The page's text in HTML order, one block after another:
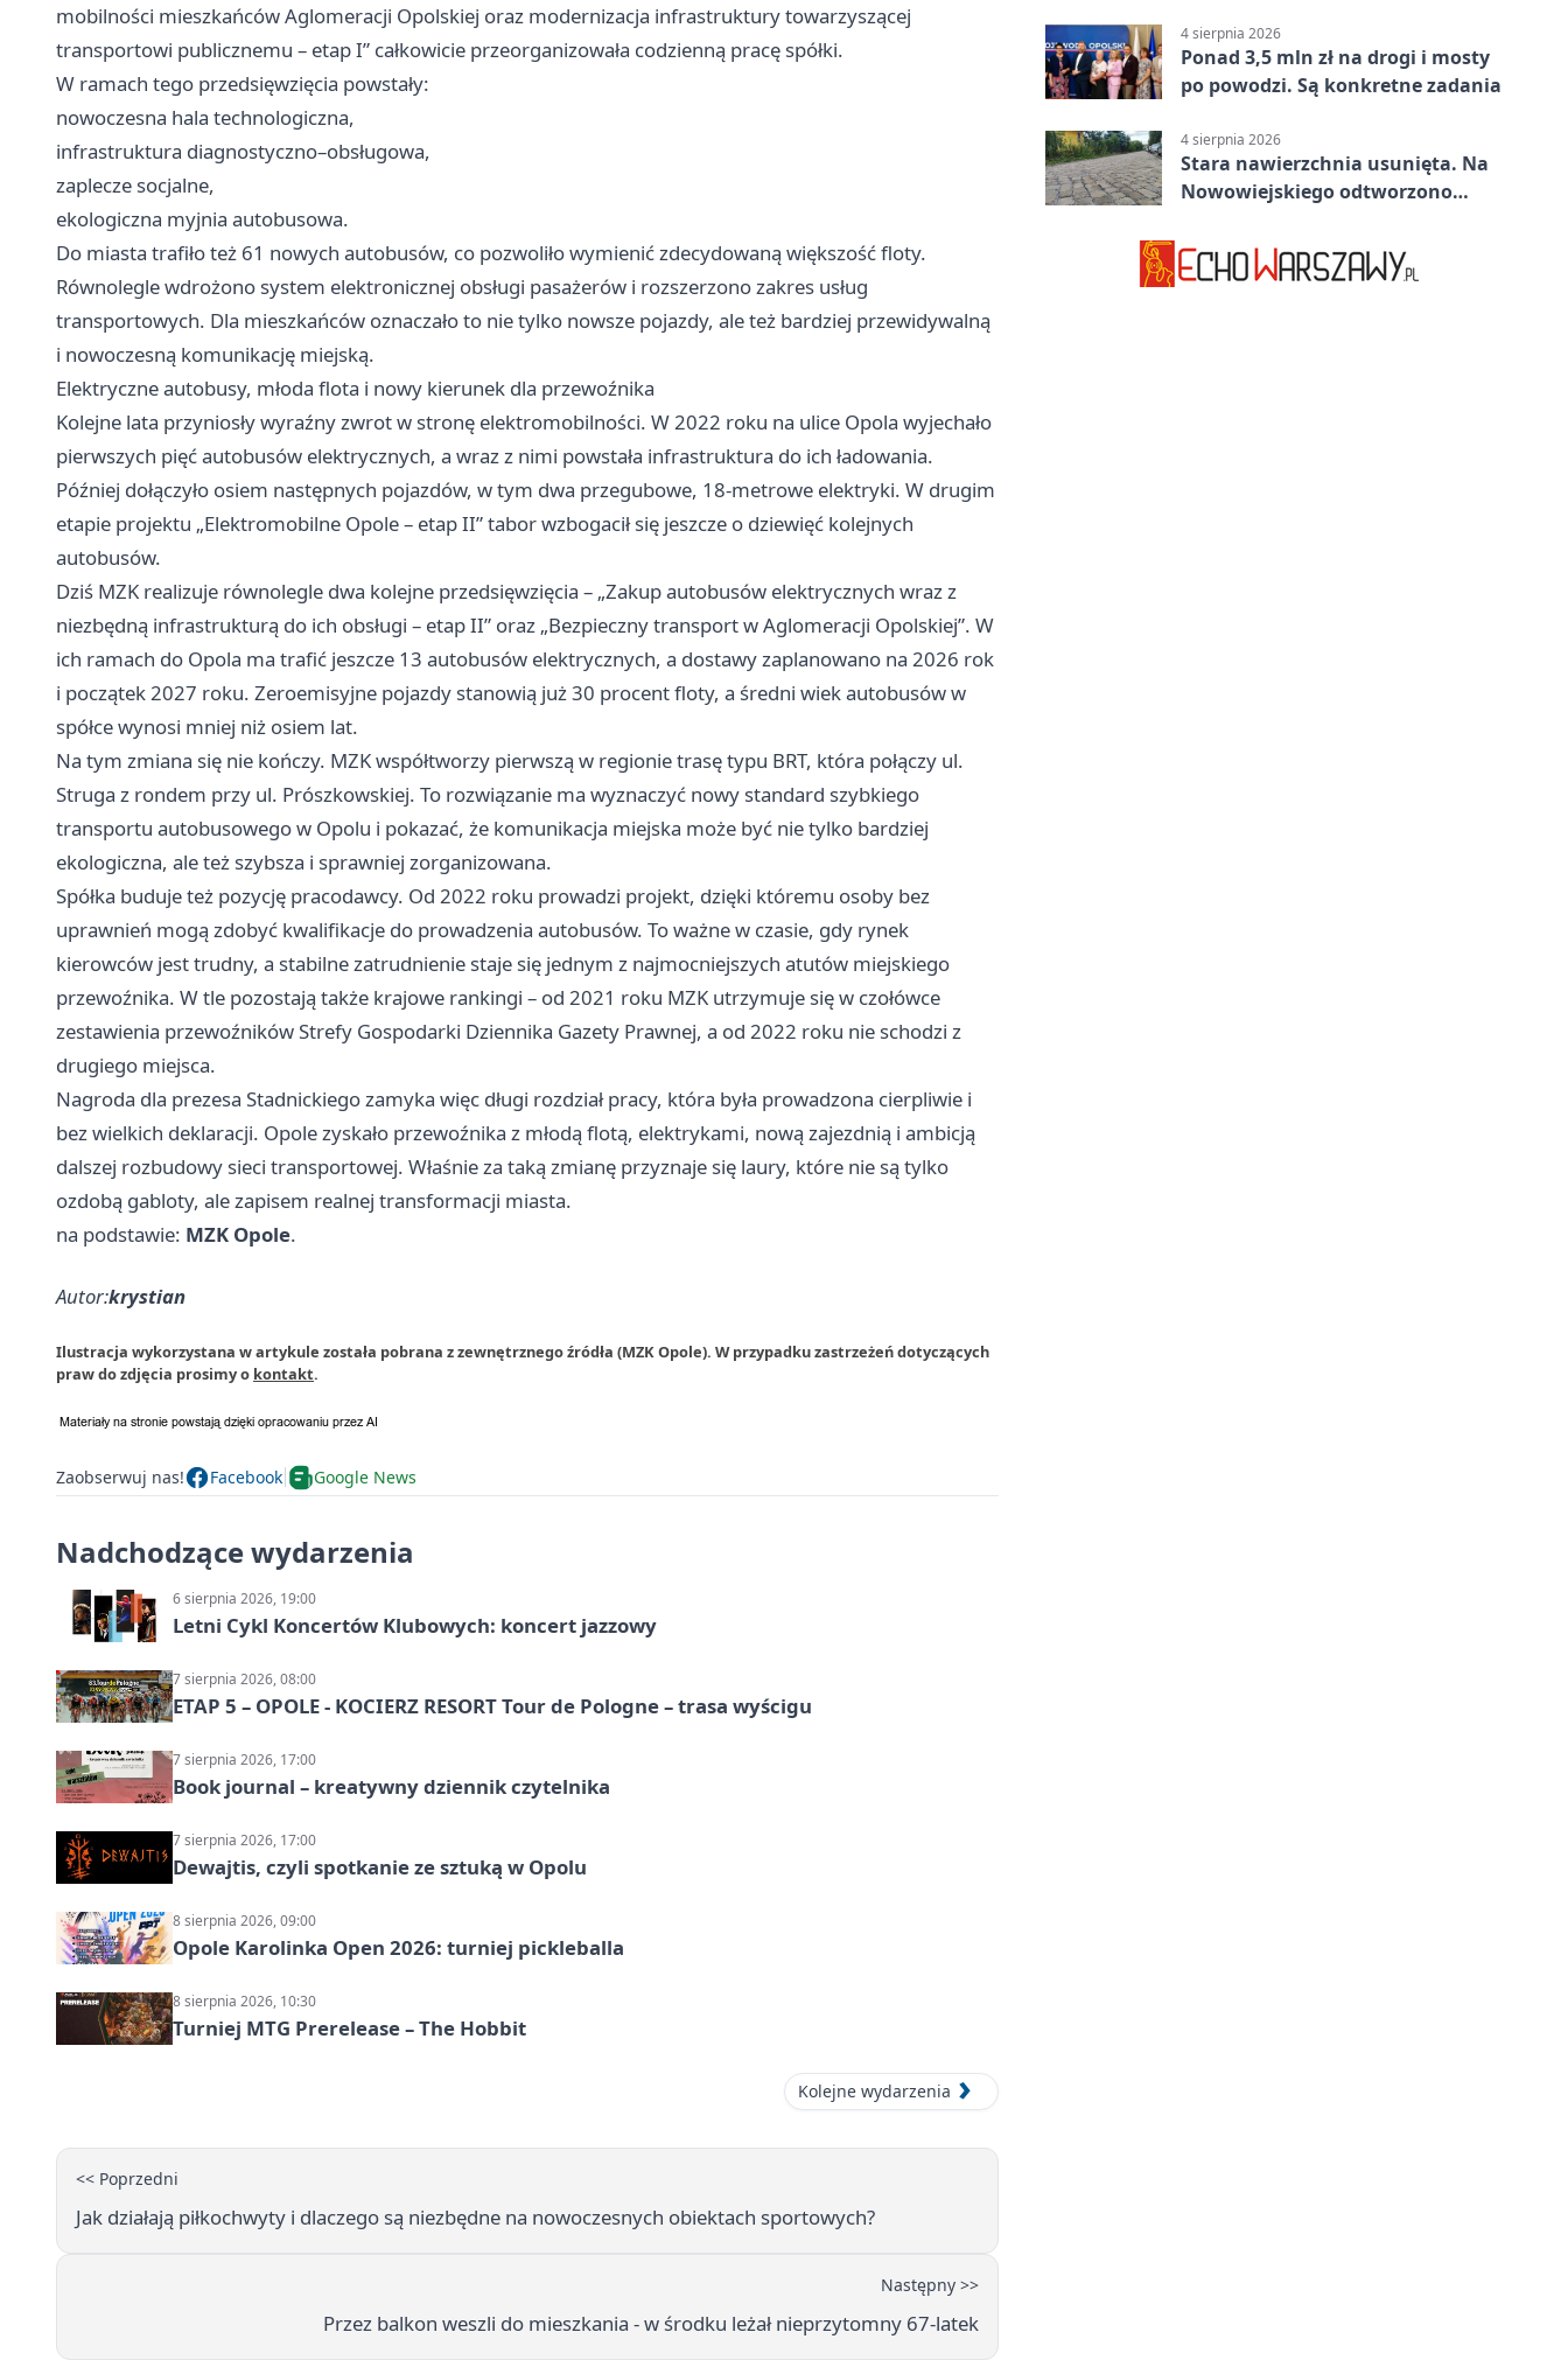
mobilności mieszkańców Aglomeracji Opolskiej oraz modernizacja infrastruktury towarzyszącej
transportowi publicznemu – etap I” całkowicie przeorganizowała codzienną pracę spółki.
W ramach tego przedsięwzięcia powstały:
nowoczesna hala technologiczna,
infrastruktura diagnostyczno–obsługowa,
zaplecze socjalne,
ekologiczna myjnia autobusowa.
Do miasta trafiło też 61 nowych autobusów, co pozwoliło wymienić zdecydowaną większość floty.
Równolegle wdrożono system elektronicznej obsługi pasażerów i rozszerzono zakres usług
transportowych. Dla mieszkańców oznaczało to nie tylko nowsze pojazdy, ale też bardziej przewidywalną
i nowoczesną komunikację miejską.
Elektryczne autobusy, młoda flota i nowy kierunek dla przewoźnika
Kolejne lata przyniosły wyraźny zwrot w stronę elektromobilności. W 2022 roku na ulice Opola wyjechało
pierwszych pięć autobusów elektrycznych, a wraz z nimi powstała infrastruktura do ich ładowania.
Później dołączyło osiem następnych pojazdów, w tym dwa przegubowe, 18-metrowe elektryki. W drugim
etapie projektu „Elektromobilne Opole – etap II” tabor wzbogacił się jeszcze o dziewięć kolejnych
autobusów.
Dziś MZK realizuje równolegle dwa kolejne przedsięwzięcia – „Zakup autobusów elektrycznych wraz z
niezbędną infrastrukturą do ich obsługi – etap II” oraz „Bezpieczny transport w Aglomeracji Opolskiej”. W
ich ramach do Opola ma trafić jeszcze 13 autobusów elektrycznych, a dostawy zaplanowano na 2026 rok
i początek 2027 roku. Zeroemisyjne pojazdy stanowią już 30 procent floty, a średni wiek autobusów w
spółce wynosi mniej niż osiem lat.
Na tym zmiana się nie kończy. MZK współtworzy pierwszą w regionie trasę typu BRT, która połączy ul.
Struga z rondem przy ul. Prószkowskiej. To rozwiązanie ma wyznaczyć nowy standard szybkiego
transportu autobusowego w Opolu i pokazać, że komunikacja miejska może być nie tylko bardziej
ekologiczna, ale też szybsza i sprawniej zorganizowana.
Spółka buduje też pozycję pracodawcy. Od 2022 roku prowadzi projekt, dzięki któremu osoby bez
uprawnień mogą zdobyć kwalifikacje do prowadzenia autobusów. To ważne w czasie, gdy rynek
kierowców jest trudny, a stabilne zatrudnienie staje się jednym z najmocniejszych atutów miejskiego
przewoźnika. W tle pozostają także krajowe rankingi – od 2021 roku MZK utrzymuje się w czołówce
zestawienia przewoźników Strefy Gospodarki Dziennika Gazety Prawnej, a od 2022 roku nie schodzi z
drugiego miejsca.
Nagroda dla prezesa Stadnickiego zamyka więc długi rozdział pracy, która była prowadzona cierpliwie i
bez wielkich deklaracji. Opole zyskało przewoźnika z młodą flotą, elektrykami, nową zajezdnią i ambicją
dalszej rozbudowy sieci transportowej. Właśnie za taką zmianę przyznaje się laury, które nie są tylko
ozdobą gabloty, ale zapisem realnej transformacji miasta.
na podstawie: MZK Opole.
Autor:krystian
Ilustracja wykorzystana w artykule została pobrana z zewnętrznego źródła (MZK Opole). W przypadku zastrzeżeń dotyczących
praw do zdjęcia prosimy o kontakt.
Zaobserwuj nas! Facebook Google News
Nadchodzące wydarzenia
6 sierpnia 2026, 19:00
Letni Cykl Koncertów Klubowych: koncert jazzowy
7 sierpnia 2026, 08:00
ETAP 5 – OPOLE - KOCIERZ RESORT Tour de Pologne – trasa wyścigu
7 sierpnia 2026, 17:00
Book journal – kreatywny dziennik czytelnika
7 sierpnia 2026, 17:00
Dewajtis, czyli spotkanie ze sztuką w Opolu
8 sierpnia 2026, 09:00
Opole Karolinka Open 2026: turniej pickleballa
8 sierpnia 2026, 10:30
Turniej MTG Prerelease – The Hobbit
Kolejne wydarzenia
<< Poprzedni
Jak działają piłkochwyty i dlaczego są niezbędne na nowoczesnych obiektach sportowych?
Następny >>
Przez balkon weszli do mieszkania - w środku leżał nieprzytomny 67-latek
4 sierpnia 2026
Ponad 3,5 mln zł na drogi i mosty
po powodzi. Są konkretne zadania
4 sierpnia 2026
Stara nawierzchnia usunięta. Na
Nowowiejskiego odtworzono